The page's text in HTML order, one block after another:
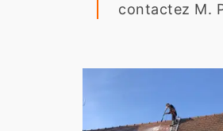
contactez M.